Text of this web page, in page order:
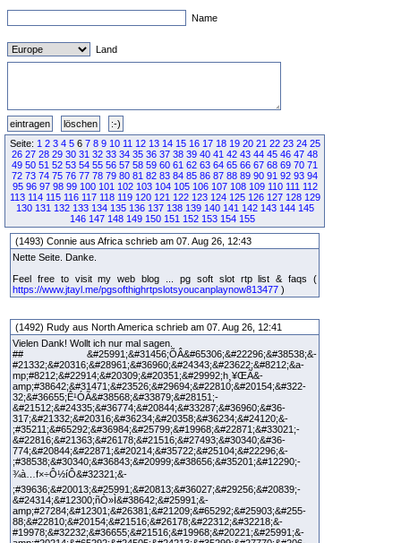
Name
Land
Seite: 1 2 3 4 56 7 8 9 10 11 12 13 14 15 16 17 18 19 20 21 22 23 24 25
26 27 28 29 30 31 32 33 34 35 36 37 38 39 40 41 42 43 44 45 46 47 48
49 50 51 52 53 54 55 56 57 58 59 60 61 62 63 64 65 66 67 68 69 70 71
72 73 74 75 76 77 78 79 80 81 82 83 84 85 86 87 88 89 90 91 92 93 94
95 96 97 98 99 100 101 102 103 104 105 106 107 108 109 110 111 112
113 114 115 116 117 118 119 120 121 122 123 124 125 126 127 128 129
130 131 132 133 134 135 136 137 138 139 140 141 142 143 144 145
146 147 148 149 150 151 152 153 154 155
(1493) Connie aus Africa schrieb am 07. Aug 26, 12:43
Nette Seite. Danke.
Feel free to visit my web blog ... pg soft slot rtp list & faqs (
https://www.jtayl.me/pgsofthighrtpslotsyoucanplaynow813477 )
(1492) Rudy aus North America schrieb am 07. Aug 26, 12:41
Vielen Dank! Wollt ich nur mal sagen.
## &#25991;&#31456;ÕÂ&#65306;&#22296;&#38538;&- #21332;&#20316;&#28961;&#36960;&#24343;&#23622;&#8212;&a- mp;#8212;&#22914;&#20309;&#20351;&#29992;h¸¥ŒÃ&- amp;#38642;&#31471;&#23526;&#29694;&#22810;&#20154;&#322- 32;&#36655;Ê¹ÓÃ&#38568;&#33879;&#28151;- &#21512;&#24335;&#36774;&#20844;&#33287;&#36960;&#36- 317;&#21332;&#20316;&#36234;&#20358;&#36234;&#24120;&- ;#35211;&#65292;&#36984;&#25799;&#19968;&#22871;&#33021;- &#22816;&#21363;&#26178;&#21516;&#27493;&#30340;&#36- 774;&#20844;&#22871;&#20214;&#35722;&#25104;&#22296;&- ;#38538;&#30340;&#36843;&#20999;&#38656;&#35201;&#12290;- ¾à…f×÷Ô½íÔ&#32321;&- ;#39636;&#20013;&#25991;&#20813;&#36027;&#29256;&#20839;- &#24314;&#12300;ñÒ»Ì&#38642;&#25991;&- amp;#27284;&#12301;&#26381;&#21209;&#65292;&#25903;&#255- 88;&#22810;&#20154;&#21516;&#26178;&#22312;&#32218;&- #19978;&#32232;&#36655;&#21516;&#19968;&#20221;&#25991;&- amp;#20214;&#65292;&#24505;&#24213;&#35299;&#27770;&#206- 59;&#32113;&#36879;&#36942;&#37109;&#20214;&#21453;&- #35206;&#23492;&#36865;&#38468;&#20214;&#30340;&#30171;&- amp;#40670;&#12290 O&#35201;&#21855;&#29992;&#38642;&#31471;&#21332;&#20316;&#21151;&#33021;&#65292;&#20351;&#29992;&#32773;&#39318;&#20808;&#24517;&#38920;&#23436;&#25104;æƒÈ½¨&#24115;&#34399;&#30331;&#20837;&#65288;&#20197;&#30906;&#20445;&#25991;&#20214;&#23384;&#21462;&#27402;&#38480;&#65289;&#12290;&#36914;&#20837;&#36575;&#39636;&#24460;&#40670;&#25802;&#12300;&#38642;&#25991;&#27284;&#12301;&#38754;&#26495;&#65292;&#36984;&#21462;&#12300;&#26032;&#24314;&#12301;&#27284;&#26696;&#65292;&#28961;&#35542;&#26159;¬Ò»·ÝÎ&#25991;&#20214;&#25110;£¬Øµ×½&#35430;&#31639;&#34920;&#37117;&#21487;&#36914;&#34892;&#21332;&#20316;&#65307;&#20134;&#21487;&#21491;&#37749;&#36984;&#25799;&#24819;&#35201;&#20998;&#20139;&#30340;&#29694;&#26377;&#25991;&#20214;&#65292;&#40670;&#36984;&#12300;&#21332;&#20316;&#12301;&#25353;&#37397;&#12290;&#27492;&#26178;&#31995;&#32113;&#26371;&#25552;&#20379;&#36899;&#32080;&#25110;&#38651;&#23376;&#37109;&#20214;&#36992;&#35531;&#65292;&#22296;&#38538;&#31649;&#29702;&#32773;&#21487;&#35373;&#23450;&#21443;&#33287;&#32773;&#3034- 0;&#27402;&#38480;&#23652;&#32026;&#28858;&#12300;&#20677;&#27298;&#35222;&#12301;&#25110;&#12300;&#21487;&#32232;&#36655;&#12301;&#65292;&#21516;&#26178;&#20445;&#30041;&#35443;&#32048;&#30340;&#20462;&#35330;&#35352;&#37636;&#33287;&#35387;&#35299;&#65292;&#30906;&#20445;&#27231;&#23494;&#25110;&#37325;&#35201;&#27284;&#26696;&#20813;&#36973;&#38568;&#24847;&#20462;&#25913;&#12290;¡£ßM&#22312;&#21332;&#20316;&#36914;&#34892;&#20013;&#65292;&#25976;&#21517;&#25104;&#21729;&#33021;&#21516;&#26178;&#32232;&#36655;&#12290;&#27599;&#20491;&#28216;&#27161;&#33287;&#20462;&#25913;&#20839;&#23481;&#22312;&#24444;&#27492;&#34722;&#24149;&#19978;&#21363;&#26178;&#21576;&#29694;&#65292;&#36991;&#20813;&#20102;&#29256;&#26412;&#35206;&#33995;&#33287;&#21512;&#20341;&#34909;&#31361;&#12290;&#21363;&#20351;&#24037;&#20316;&#22296;&#38538;&#19968;&#37002;&#38283;&#26371;&#35342;&#35542;&#65292;&#19968;&#37002;&#22312;&#26657;&#31295;&#65292;&#20063;&#19981;&#24517;&#25812;&#24515;&#35504;&#33995;&#25481;&#35504;&#30340;&#26356;&#26032;&#12290;MÐÐ…&#38642;&#31471;&#24179;&#21488;&#36996;&#- 25903;&#25588;&#28961;&#38480;&#27425;&#29256;&#26412;&#30340;&#27511;&#21490;&#20445;&#23384;&#65292;&#20551;&#33509;&#30332;&#29983;&#24847;&#22806;&#35492;&#21034;&#25110;&#20839;&#23481;&#37679;&#35492;&#65292;&#21487;&#38568;&#26178;&#22238;&#28335;&#33267;&#21069;&#27425;&#23433;&#20840;&#20633;&#20221;&#12290;&#36889;&#23565;&#26044;&#36914;&#34892;&#38598;&#22296;&#36001;&#21209;&#38928;&#31639;&#32232;&#21015;&#25110;&#22823;&#22411;&#20849;&#21516;&#22577;&#21578;&#30456;&#30070;&#23526;&#29992;&#12290;B½Y»&#20877;&#20358;&#65292;&#38642;&#31471;&#25991;&#27284;&#30340;&#20415;&#21033;&#19981;&#20677;&#23616;&#38480;&#26044;&#20491;&#20154;&#38651;&#33126;&#12290;ÜÀíÕ&#25903;&#25588;ÉÔO¶¨…¢Å&#12289;Õßµ&#12289;™àÏÞ&#21644;Ó¼‰žé¡¸ƒH&#31561;&#22810;&#24179;&#21488;&#36328;&#31471;&#23384;&#21462;&#65292;&#22312;&#23478;&#20013;&#20351;&#29992;&#31558;&#38651;&#30331;&#37636;&#30456;&#21516;&#24115;&#34399;&#24460;&#65292;&#25991;&#20214;&#33258;&#21205;&#21516;&#27493;&#26368;&#26032;&#36914;&#24230;&#- 12290;&#21363;&#20351;&#22296;&#38538;&#25104;&#21729;&#20998;&#24067;&#22312;&#19977;&#20491;&#19981;&#21516;&#30340;&#26178;&#21312;&#65292;&#37117;&#33021;&#34249;&#30001;ÃÜ»òÖ&#38642;&#25991;&#27284;&#20445;&#25345;&#36039;&#35338;&#21516;&#27493;&#33287;&#36879;&#26126;&#25484;&#25569;&#12290;&#23565;&#26044;&#38283;&#26371;&#24460;&#30340;&#20998;&#24037;&#26696;&#38957;&#65292;&#21487;&#20197;&#21855;&#29992;&#35413;&#35542;&#21151;&#33021;&#20006;&#27161;&#35352;&#36000;&#36012;&#20154;&#65292;&#36339;&#36942;&#23652;&#23652;&#35338;&#24687;&#20659;&#36958;&#12290;¬•r¾&#38642;&#31471;&#26381;&#21209;&#30340;&#39640;&#24230;&#25972;&#21512;&#65292;&#23559;&#36774;&#20844;&#21332;&#20316;&#24478;&#19968;&#20154;&#29544;&#33258;&#22894;&#25136;&#36681;&#35722;&#28858;&#39640;&#25928;&#29575;&#30340;&#21363;&#26178;&#20114;&#21205;&#31354;&#38291;&#12290;´•r³Ê&#23448;&#32593;&#32321;&#20307;±ÜÃâÁË°æ±¾¸²ÉwÅcºÏãÐnÍ»¡£¼´Ê¹¹¤×÷ˆFê Ò»ß…- é_•þÓ‘Õ“£¬Ò»ß…Ô&#35377;&#22810;&#21021;&#27425;&#25509;&#35320;¬Ò²²»±Ø“úÐÄÕ&#30340;&#20351;&#29992;&#32773;&#24120;&#22312;&#21855;&#21205;&#36575;&#39636;&#26178;&#24863;&#21040;&#22256;&#24785;&#65292;&#22240;&#28858;&#30028;&#38754;&#19978;&#26377;&#20123;&#21151;&#33021;&#25353;&#37749;&#21576;&#29694;&#28784;&#33394;&#65292;&#20284;&#20046;&#34987;&#37782;&#20303;&#31561;&#24453;&#30331;&#20837;&#12290;&#20107;&#23526;&#19978;&#65292;&#23448;&#26041;&#26263;&#34255;&#20102;&#19968;&#20491;&#36028;&#24515;&#36984;&#38917;&#65292;&#35731;&#20154;&#21363;&#20351;&#19981;&#30331;&#20837;&#12289;&#19981;&#32879;&#32178;&#65292;&#20381;&#28982;&#33021;&#23436;&#25972;&#20351;&#29992;&#25152;&#26377;&#22522;&#30990;&#32232;&#36655;&#21151;&#33021;&#8212;&#8212;&#36889;&#23601;&#26159;&#12300;&#38626;&#32218;&#20860;&#23481;&#27169;&#24335;&#12301;&#12290;°²È«&#35201;&#23526;&#29694;&#36889;&#20491;&#25805;&#20316;&#65292;&#20351;&#29992;&#32773;&#21487;&#20197;&#20808;&#38283;&#21855;¼¯ˆFØ&#312- 43;&#24335;&#65288;&#28961;&#38920;&#25171;&#38283;&#20855;&#39636;&#25991;&#20214;&#65289;&#65292;&#28982;&#24460;&#40670;&#25802;&#21491;&#19978;&#35282;&#19977;&#26781;&#27243;&#32218;&#25110;&#36914;&#20837;&#12300;&#20840;&#23616;&#35373;&#32622;&#12301;&#65292;&#36984;&#25799;&#12300;&#37197;&#32622;&#21644;&#20462;&#24489;&#24037;&#20855;&#12301;&#12290;&#22312;&#36339;&#20986;&#30340;&#35222;&#31383;&#20013;&#40670;&#25802;&#12300;&#39640;&#32026;&#12301;&#25353;&#37397;&#65292;&#36914;&#20837;&#24460;&#36984;&#25799;&#12300;&#20854;&#20182;&#36984;&#38917;&#12301;&#38913;&#31805;&#12290;&#25214;&#21040;&#21517;&#28858;&#12300;&#20860;&#23481;&#38626;&#32218;&#29376;&#24907;&#19979;&#30340;&#26410;&#30331;&#20837;&#20351;&#29992;&#26041;&#24335;&#12301;&#30340;&#26680;&#21462;&#26041;&#22602;&#65292;&#23559;&#20854;&#21246;&#36984;&#20006;&#30906;&#23450;&#22871;&#29992;&#12290;&#19968;&#26086;&#35373;&#23450;&#23436;&#25104;&#65292;àÆ½Ì&#23559;&#19981;&#20877;&#24375;&#21046;&#20351;&#29992;&#32773;&#32129;&#23450;&#24115;&#34399;&#25165;&#33021;&#32232;&#36655;&#25- 991;&#27284;&#12289;&#35519;&#25972;&#34920;&#26684;&#25110;&#35069;&#20316;&#31777;&#22577;&#25237;&#24433;&#29255;&#12290;&#36889;&#23565;&#36039;&#35338;&#23433;&#20840;&#36611;&#25935;&#24863;&#25110;&#27794;&#26377;&#22266;&#23450;&#32178;&#36335;&#30340;&#23416;&#29983;&#26063;&#32676;&#38750;&#24120;&#21451;&#22909;&#12290;M¶È¡&#21516;&#26178;&#65292;&#20351;&#29992;&#32773;&#36996;&#21487;&#20197;&#22312;&#12300;&#21151;&#33021;&#23450;&#21046;&#12301;&#21312;&#22495;&#38364;&#38281;&#22312;&#32218;&#36039;&#28304;&#21450;&#27963;&#21205;&#35338;&#24687;&#25512;&#25773;&#65292;&#35731;&#36575;&#39636;&#30028;&#38754;&#26356;&#28858;&#28165;&#29245;&#65292;&#19981;&#20877;&#21463;&#26371;&#21729;&#21319;&#32026;&#24291;&#21578;&#25171;&#25854;&#12290;&#38283;&#21855;&#38626;&#32218;&#27169;&#24335;&#30340;Í¬²½ÅcÍ¸Ã÷Õ&#32321;&#39636;&#20013;&#25991;&#20813;&#36027;&#29256;&#65292;&#20173;&#28982;&#25903;&#25588;&#38617;&#25802;áµÄ·Ö&#36914;&#34892;&#20839;&#23481;&#32232;&#20462;&#12289;¬¿ÉÒ&#30053;&#357- 12;&#25991;&#23383;&#35672;&#21029;&#20197;&#21450;&#24120;&#29992;&#30340;&#26684;&#24335;&#36681;&#25563;&#21151;&#33021;&#12290;&#38642;&#25991;&#27284;&#21644;&#22810;&#20154;&#21332;&#20316;&#65288;&#38656;&#32879;&#32178;&#39511;&#35657;&#65289;&#30456;&#38364;&#21151;&#33021;&#28961;&#27861;&#22312;&#32020;&#38626;&#32218;&#29872;&#22659;&#20351;&#29992;&#65292;&#20294;&#37341;&#23565;&#21934;&#32020;&#22312;&#26412;&#27231;&#20316;&#26989;&#30340;&#20351;&#29992;&#32773;&#20358;&#35498;&#65292;&#21453;&#32780;&#33021;&#20445;&#35657;&#25991;&#27284;&#20786;&#23384;&#22312;&#23526;&#39636;&#30828;&#30879;&#65292;&#19981;&#24517;&#25812;&#24515;&#19978;&#20659;&#38642;&#31471;&#30340;&#36039;&#26009;&#22806;&#27969;&#12290;D×ƒž&#21478;&#22806;&#65292;&#37096;&#20998;&#29992;&#25142;&#36996;&#25505;&#29992;&#12300;&#26039;&#32178;&#21855;&#21205;&#12301;&#30340;&#20559;&#26041;&#65306;&#20808;&#20013;&#26039;&#38651;&#33126;&#36899;&#32218;&#65292;&#20877;&#38283;&#21855;ø·±Ìå&#36914;&#34892;&#26032;&#24314;&#25991;&#20214;&#65292;&#25104;&#21151;&#26371;&#36339;&a- mp;#36942;&#30331;&#20837;&#37782;&#23450;&#38542;&#27573;&#12290;&#28982;&#32780;&#65292;&#26368;&#31337;&#20581;&#30340;&#35299;&#27770;&#26041;&#26696;&#20173;&#39318;&#25512;&#22312;&#12300;&#37197;&#32622;&#21644;&#20462;&#24489;&#24037;&#20855;&#12301;&#20013;&#35373;&#23450;&#38626;&#32218;&#27161;&#35468;&#12290;&#23436;&#25104;&#36889;&#38917;&#25805;&#20316;&#24460;&#65292;&#24314;&#35696;&#22312;õ´Î½Ó&#35373;&#23450;&#20013;&#27298;&#26597;&#33258;&#21205;&#20633;&#20221;&#36039;&#26009;&#22846;&#30340;&#20301;&#32622;&#65292;&#30906;&#20445;&#27599;&#27425;&#32232;&#36655;&#